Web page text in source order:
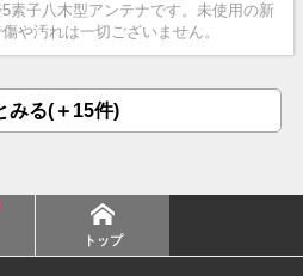
素子八木型アンテナです。未使用の新
や汚れは一切ございません。
みる(＋15件)
トップ